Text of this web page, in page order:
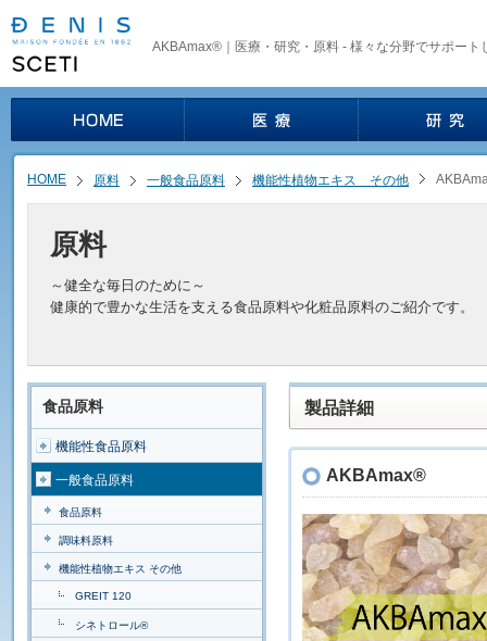
AKBAmax®｜医療・研究・原料 - 様々な分野でサポート
HOME 原料 一般食品原料 機能性植物エキス その他
原料
～健全な毎日のために～
健康的で豊かな生活を支える食品原料や化粧品原料のご紹介です。
食品原料
機能性食品原料
一般食品原料
食品原料
調味料原料
機能性植物エキス その他
GREIT 120
シネトロール®
製品詳細
AKBAmax®